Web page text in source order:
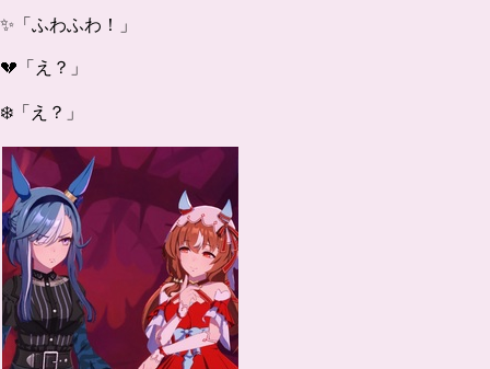
✨「ふわふわ！」
💔「え？」
❄️「え？」